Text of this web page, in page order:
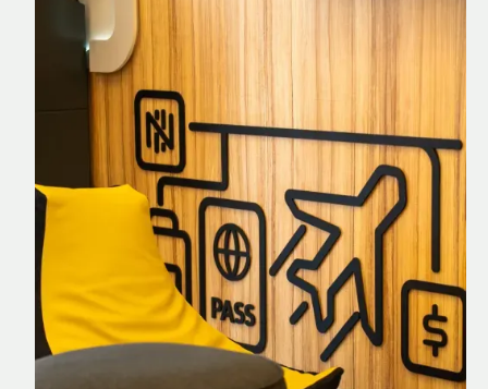
Nomad Explorer
Cartão de crédito brasileiro com cashback
em dólar